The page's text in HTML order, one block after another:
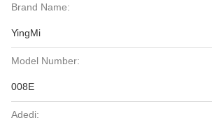
Brand Name:
YingMi
Model Number:
008E
Adedi: